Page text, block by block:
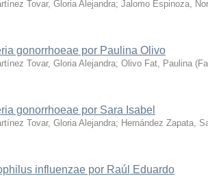
Tovar, Gloria Alejandra; Jalomo Espinoza,
gonorrhoeae por Paulina Olivo
Tovar, Gloria Alejandra; Olivo Fat, Paulina (
gonorrhoeae por Sara Isabel
Tovar, Gloria Alejandra; Hernández Zapata,
influenzae por Raúl Eduardo